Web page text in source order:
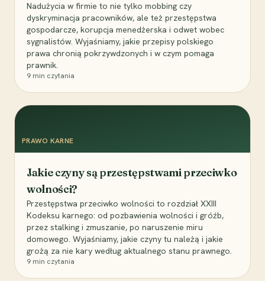
Nadużycia w firmie to nie tylko mobbing czy
dyskryminacja pracowników, ale też przestępstwa
gospodarcze, korupcja menedżerska i odwet wobec
sygnalistów. Wyjaśniamy, jakie przepisy polskiego
prawa chronią pokrzywdzonych i w czym pomaga
prawnik.
9 min czytania
PRAWO KARNE
Jakie czyny są przestępstwami przeciwko
wolności?
Przestępstwa przeciwko wolności to rozdział XXIII
Kodeksu karnego: od pozbawienia wolności i gróźb,
przez stalking i zmuszanie, po naruszenie miru
domowego. Wyjaśniamy, jakie czyny tu należą i jakie
grożą za nie kary według aktualnego stanu prawnego.
9 min czytania